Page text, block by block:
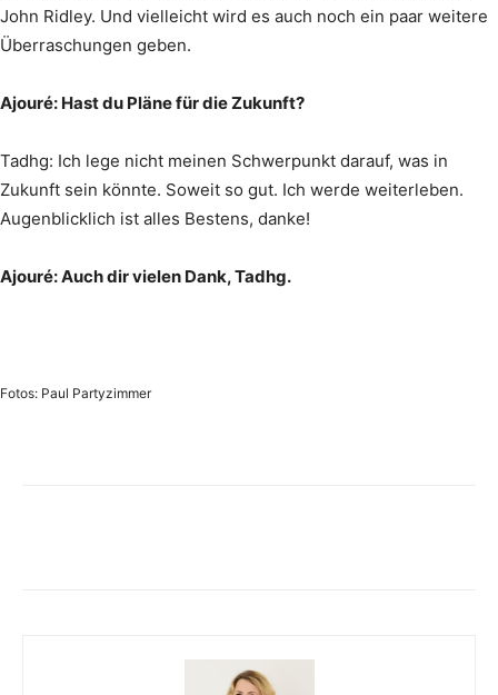
John Ridley. Und vielleicht wird es auch noch ein paar weitere
Überraschungen geben.
Ajouré: Hast du Pläne für die Zukunft?
Tadhg: Ich lege nicht meinen Schwerpunkt darauf, was in
Zukunft sein könnte. Soweit so gut. Ich werde weiterleben.
Augenblicklich ist alles Bestens, danke!
Ajouré: Auch dir vielen Dank, Tadhg.
Fotos: Paul Partyzimmer